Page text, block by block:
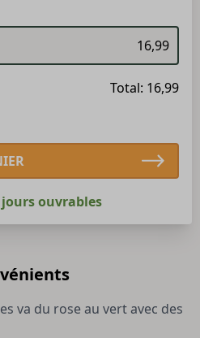
16,99
Total: 16,99
jours ouvrables
va du rose au vert avec des